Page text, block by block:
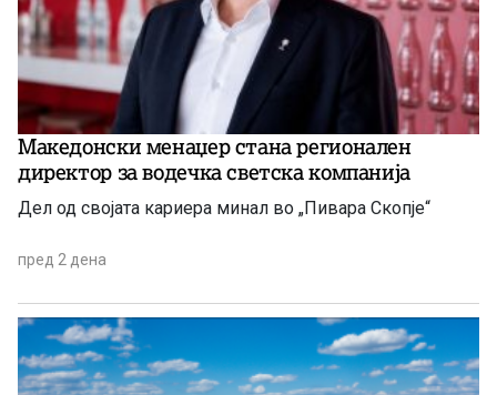
Македонски менаџер стана регионален
директор за водечка светска компанија
Дел од својата кариера минал во „Пивара Скопје“
пред 2 дена